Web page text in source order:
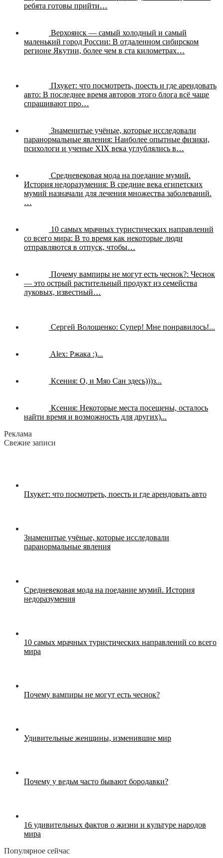
ребята готовы прийти…
Верхоянск — самый холодный и самый
маленький город России: В отдаленном сибирском
регионе Якутии, более чем в ста километрах…
Пхукет: что посмотреть, поесть и где арендовать
авто: В последнее время авторов этого блога всё чаще
спрашивают про…
Знаменитые учёные, которые исследовали
паранормальные явления: Наиболее опытные физики,
психологи и ученые XIX века углублялись в…
Средневековая мода на поедание мумий.
История недоразумения: В средние века египетских
мумий назначали для лечения множества заболеваний.
…
10 самых мрачных туристических направлений
со всего мира: В то время как некоторые люди
отправляются в отпуск, чтобы…
Почему вампиры не могут есть чеснок?: Чеснок
— это острый растительный продукт из семейства
луковых, известный…
Сергей Волощенко: Супер! Мне понравилось!...
Alex: Ржака :)...
Ксения: О, и Мяо Сан здесь)))з...
Ксения: Некоторые места посещены, осталось
найти время и возможность для других)...
Реклама
Свежие записи
Пхукет: что посмотреть, поесть и где арендовать авто
Знаменитые учёные, которые исследовали
паранормальные явления
Средневековая мода на поедание мумий. История
недоразумения
10 самых мрачных туристических направлений со всего
мира
Почему вампиры не могут есть чеснок?
Удивительные женщины, изменившие мир
Почему у ведьм часто бывают бородавки?
16 удивительных фактов о жизни и культуре народов
мира
Популярное сейчас